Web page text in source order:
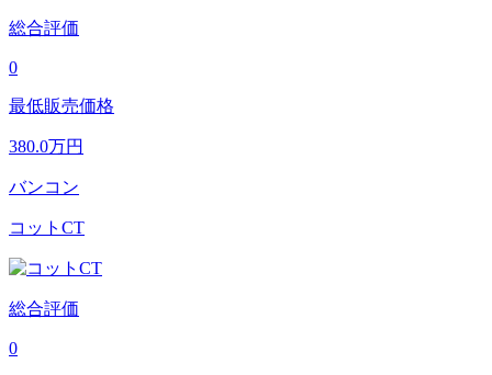
総合評価
0
最低販売価格
380.0万円
バンコン
コットCT
総合評価
0